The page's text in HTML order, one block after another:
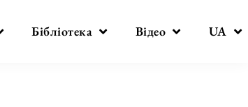
Бібліотека Відео UA